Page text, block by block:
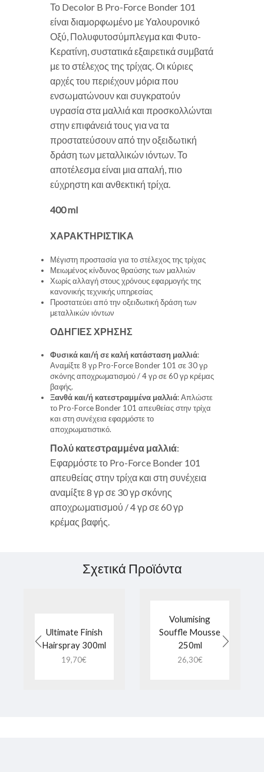
Το Decolor B Pro-Force Bonder 101
είναι διαμορφωμένο με Υαλουρονικό
Οξύ, Πολυφυτοσύμπλεγμα και Φυτο-
Κερατίνη, συστατικά εξαιρετικά συμβατά
με το στέλεχος της τρίχας. Οι κύριες
αρχές του περιέχουν μόρια που
ενσωματώνουν και συγκρατούν
υγρασία στα μαλλιά και προσκολλώνται
στην επιφάνειά τους για να τα
προστατεύσουν από την οξειδωτική
δράση των μεταλλικών ιόντων. Το
αποτέλεσμα είναι μια απαλή, πιο
εύχρηστη και ανθεκτική τρίχα.
400 ml
ΧΑΡΑΚΤΗΡΙΣΤΙΚΑ
Μέγιστη προστασία για το στέλεχος της τρίχας
Μειωμένος κίνδυνος θραύσης των μαλλιών
Χωρίς αλλαγή στους χρόνους εφαρμογής της
κανονικής τεχνικής υπηρεσίας
Προστατεύει από την οξειδωτική δράση των
μεταλλικών ιόντων
ΟΔΗΓΙΕΣ ΧΡΗΣΗΣ
Φυσικά και/ή σε καλή κατάσταση μαλλιά:
Αναμίξτε 8 γρ Pro-Force Bonder 101 σε 30 γρ
σκόνης αποχρωματισμού / 4 γρ σε 60 γρ κρέμας
βαφής.
Ξανθά και/ή κατεστραμμένα μαλλιά: Απλώστε
το Pro-Force Bonder 101 απευθείας στην τρίχα
και στη συνέχεια εφαρμόστε το
αποχρωματιστικό.
Πολύ κατεστραμμένα μαλλιά:
Εφαρμόστε το Pro-Force Bonder 101
απευθείας στην τρίχα και στη συνέχεια
αναμίξτε 8 γρ σε 30 γρ σκόνης
αποχρωματισμού / 4 γρ σε 60 γρ
κρέμας βαφής.
Σχετικά Προϊόντα
Ultimate Finish
Hairspray 300ml
19,70€
Volumising
Souffle Mousse
250ml
26,30€